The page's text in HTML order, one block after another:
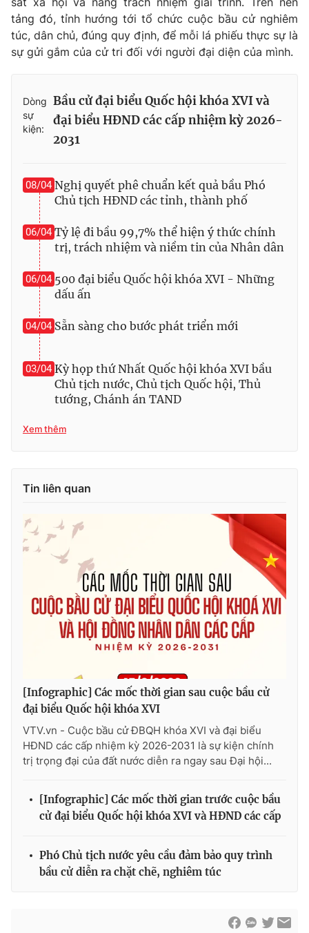
tảng đó, tỉnh hướng tới tổ chức cuộc bầu cử nghiêm
túc, dân chủ, đúng quy định, để mỗi lá phiếu thực sự là
sự gửi gắm của cử tri đối với người đại diện của mình.
Dòng
sự
kiện:
Bầu cử đại biểu Quốc hội khóa XVI và
đại biểu HĐND các cấp nhiệm kỳ 2026-
2031
08/04 Nghị quyết phê chuẩn kết quả bầu Phó
Chủ tịch HĐND các tỉnh, thành phố
06/04 Tỷ lệ đi bầu 99,7% thể hiện ý thức chính
trị, trách nhiệm và niềm tin của Nhân dân
06/04 500 đại biểu Quốc hội khóa XVI - Những
dấu ấn
04/04 Sẵn sàng cho bước phát triển mới
03/04 Kỳ họp thứ Nhất Quốc hội khóa XVI bầu
Chủ tịch nước, Chủ tịch Quốc hội, Thủ
tướng, Chánh án TAND
Xem thêm
Tin liên quan
[Infographic] Các mốc thời gian sau cuộc bầu cử
đại biểu Quốc hội khóa XVI
VTV.vn - Cuộc bầu cử ĐBQH khóa XVI và đại biểu
HĐND các cấp nhiệm kỳ 2026-2031 là sự kiện chính
trị trọng đại của đất nước diễn ra ngay sau Đại hội...
[Infographic] Các mốc thời gian trước cuộc bầu
cử đại biểu Quốc hội khóa XVI và HĐND các cấp
Phó Chủ tịch nước yêu cầu đảm bảo quy trình
bầu cử diễn ra chặt chẽ, nghiêm túc